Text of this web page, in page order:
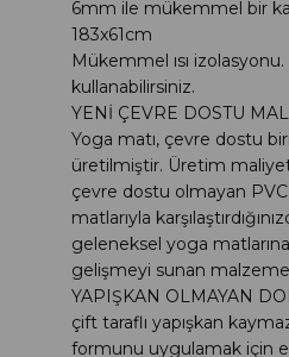
6mm ile mükemmel bir
183x61cm
Mükemmel ısı
kullanabilirsiniz.
YENİ ÇEVRE DOSTU
Yoga matı, çevre dostu
üretilmiştir. Üretim
çevre dostu olmayan
matlarıyla
geleneksel yoga
gelişmeyi sunan
YAPIŞKAN OLMAYAN
çift taraflı yapışkan
formunu uygulamak için